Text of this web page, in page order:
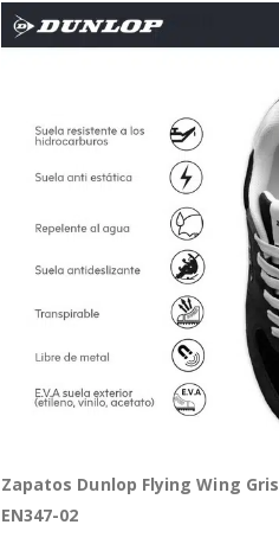
Zapatos Dunlop Flying Wing Gris
EN347-02